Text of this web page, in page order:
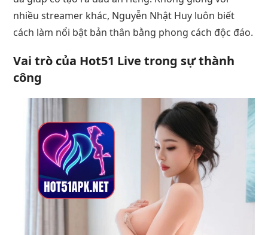
nhiều streamer khác, Nguyễn Nhật Huy luôn biết
cách làm nổi bật bản thân bằng phong cách độc đáo.
Vai trò của Hot51 Live trong sự thành
công